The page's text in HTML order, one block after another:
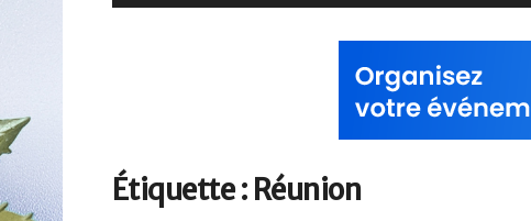
Étiquette : Réunion